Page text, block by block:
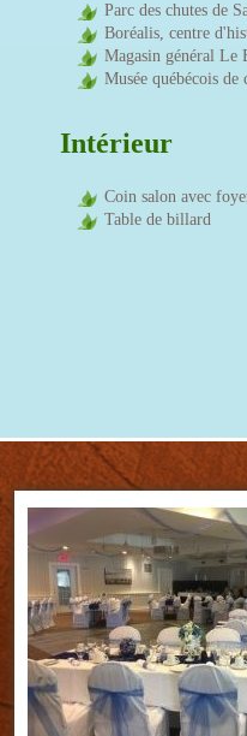
Parc des chutes de
Boréalis, centre
Magasin général Le
Musée québécois
Intérieur
Coin salon avec
Table de billard